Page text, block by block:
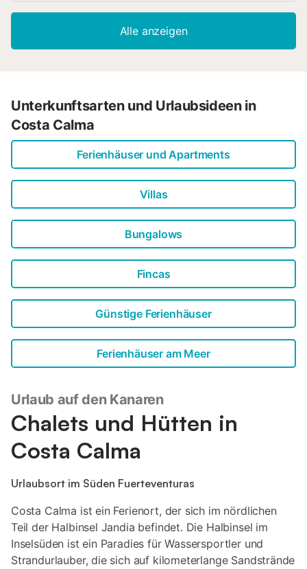
Alle anzeigen
Unterkunftsarten und Urlaubsideen in
Costa Calma
Ferienhäuser und Apartments
Villas
Bungalows
Fincas
Günstige Ferienhäuser
Ferienhäuser am Meer
Urlaub auf den Kanaren
Chalets und Hütten in
Costa Calma
Urlaubsort im Süden Fuerteventuras
Costa Calma ist ein Ferienort, der sich im nördlichen
Teil der Halbinsel Jandia befindet. Die Halbinsel im
Inselsüden ist ein Paradies für Wassersportler und
Strandurlauber, die sich auf kilometerlange Sandstrände